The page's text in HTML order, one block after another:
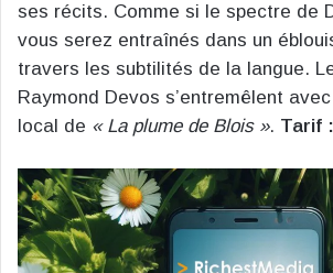
ses récits. Comme si le spectre de
vous serez entraînés dans un
travers les subtilités de la langue.
Raymond Devos s’entremêlent
local de « La plume de Blois ». Tarif